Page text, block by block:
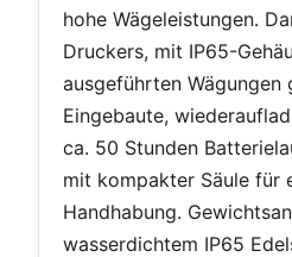
hohe Wägeleistungen.
Druckers, mit IP65-
ausgeführten Wägungen
Eingebaute,
ca. 50 Stunden
mit kompakter Säule für
Handhabung.
wasserdichtem IP65